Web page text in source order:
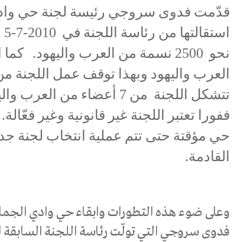
قدّمت فدوى سروجي رئيسة لجنة حي
العرب واليهود وبهذا توقف عمل اللجنة
تتشكل اللجنة من 7 أعضاء
ففورا تعتبر اللجنة غير قانونية وغير
حي مؤقتة حتى تتم عملية انتخاب لجنة
القادمة.
وعلى ضوء هذه التطورات وابقاء حي وادي